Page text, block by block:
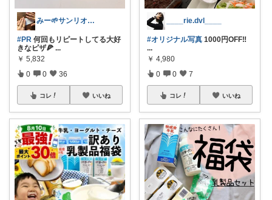
みー🌱サンリオ好き2boysママ
#PR 何回もリピートしてる大好
きなピザ🍕 ...
￥ 5,832
0 0 36
コレ いいね
____rie.dvl____
#オリジナル写真 1000円OFF‼️
...
￥ 4,980
0 0 7
コレ いいね